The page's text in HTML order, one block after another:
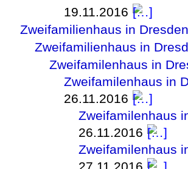
19.11.2016
Zweifamilienhaus in
Zweifamilienhaus in
Zweifamilenhaus in
Zweifamilenhaus in
26.11.2016
Zweifamilenhaus
26.11.2016
Zweifamilenhaus